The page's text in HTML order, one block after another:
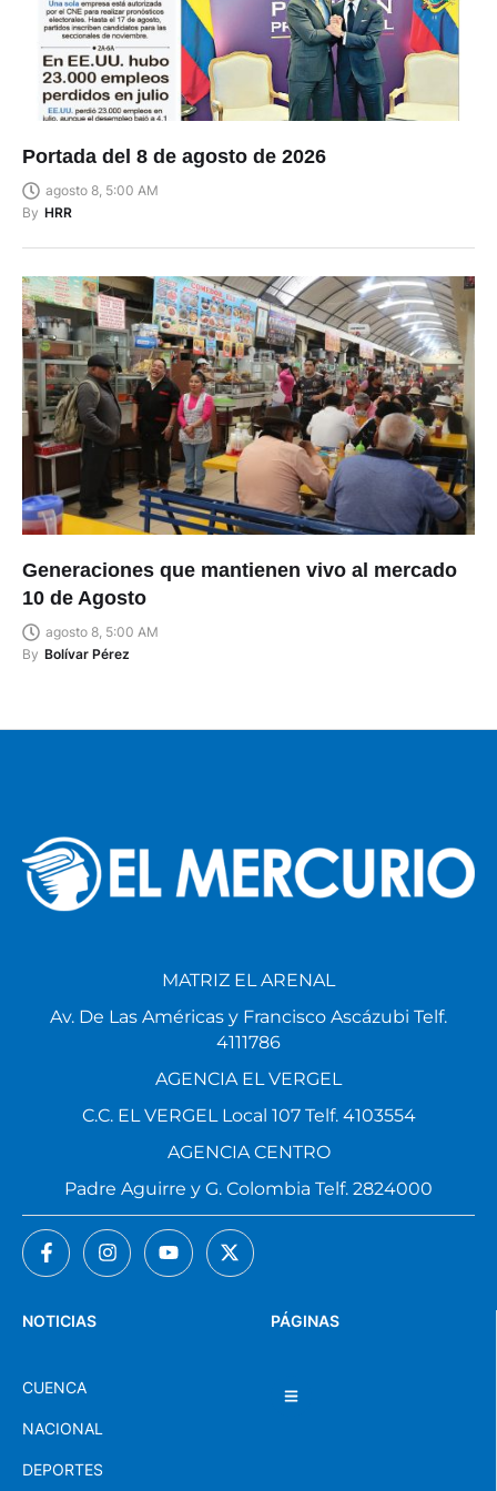
Portada del 8 de agosto de 2026
agosto 8, 5:00 AM
By HRR
Generaciones que mantienen vivo al mercado
10 de Agosto
agosto 8, 5:00 AM
By Bolívar Pérez
PÁGINAS
NOTICIAS
CUENCA
NACIONAL
DEPORTES
MATRIZ EL ARENAL
Av. De Las Américas y Francisco Ascázubi Telf.
4111786
AGENCIA EL VERGEL
C.C. EL VERGEL Local 107 Telf. 4103554
AGENCIA CENTRO
Padre Aguirre y G. Colombia Telf. 2824000